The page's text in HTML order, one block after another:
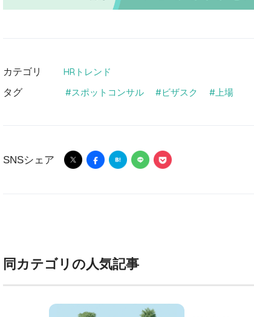
カテゴリ HRトレンド
タグ スポットコンサル ビザスク 上場
SNSシェア
同カテゴリの人気記事